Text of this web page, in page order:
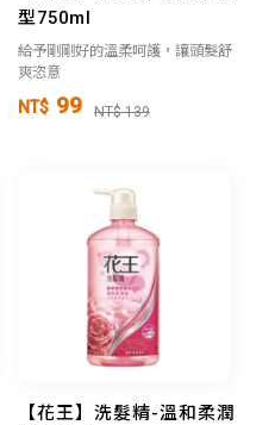
型750ml
給予剛剛好的溫柔呵護，讓頭髮舒
爽恣意
NT$ 99 NT$ 139
【花王】洗髮精-溫和柔潤